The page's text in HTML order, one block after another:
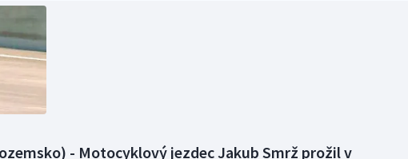
- Motocyklový jezdec Jakub Smrž prožil v